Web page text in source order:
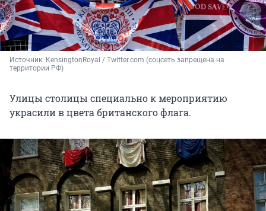
Источник: KensingtonRoyal / Twitter.com (соцсеть запрещена на
территории РФ)
Улицы столицы специально к мероприятию
украсили в цвета британского флага.